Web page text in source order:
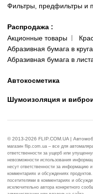
Фильтры, предфильтры и
Распродажа :
Акционные товары
Абразивная бумага в
Абразивная бумага в
Автокосметика
Шумоизоляция и
© 2013-2026 FLIP.COM.UA |
магазин flip.com.ua – все для
ответственности за ущерб или
невозможности использования
несут ответственности за информацию
комментариях и обсуждениях
посетителями в комментариях и
исключительно автора конкретного